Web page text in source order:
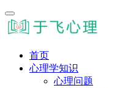
首页
心理学知识
心理问题